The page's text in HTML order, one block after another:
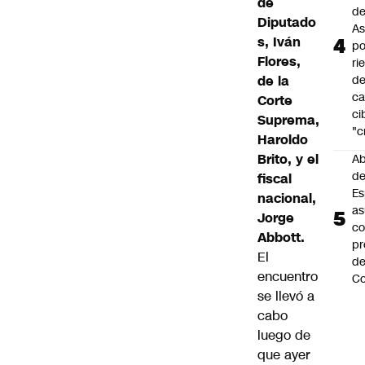
Diputado
s, Iván
Flores,
de la
Corte
Suprema,
Haroldo
Brito, y el
fiscal
nacional,
Jorge
Abbott.
El
encuentro
se llevó a
cabo
luego de
que ayer
de
de